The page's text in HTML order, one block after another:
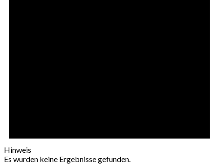
Hinweis
Es wurden keine Ergebnisse gefunden.